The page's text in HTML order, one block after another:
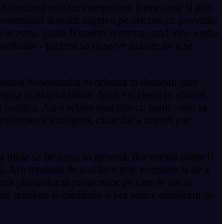
este un companion fermecator si plin
si poate captiva pe oricine cu povestile
acestea, poate fi uneori rezervat cand vine vorba
- prefera sa observe inainte de a se
Sobolanului exceleaza in domenii care
si adaptabilitate. Sunt excelenti in afaceri,
politica. Au o relatie speciala cu banii - stiu sa
inteligent, chiar daca uneori par
tinde sa fie buna in general, dar stresul poate fi
Are tendinta de a-si face griji excesive si de a
planurilor si proiectelor pe care le are in
regulate si meditatia ii pot aduce echilibrul de